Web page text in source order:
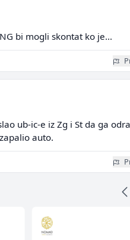
bi mogli skontat ko je...
ub-ic-e iz Zg i St da ga
auto.